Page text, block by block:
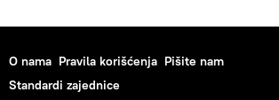
O nama Pravila korišćenja Pišite nam
Standardi zajednice